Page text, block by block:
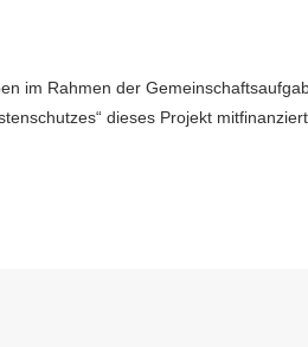
im Rahmen der
dieses Projekt mitfinanziert.